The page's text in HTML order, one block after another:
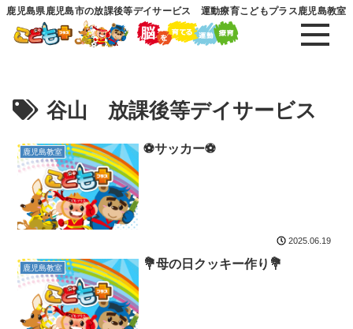
鹿児島県鹿児島市の放課後等デイサービス 運動療育こどもプラス鹿児島教室
谷山 放課後等デイサービス
鹿児島教室 ⚽️サッカー⚽️
2025.06.19
鹿児島教室 💐母の日クッキー作り💐